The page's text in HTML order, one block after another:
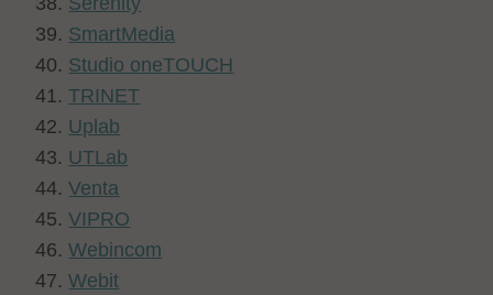
SmartMedia
Studio oneTOUCH
TRINET
Uplab
UTLab
Venta
VIPRO
Webincom
Webit